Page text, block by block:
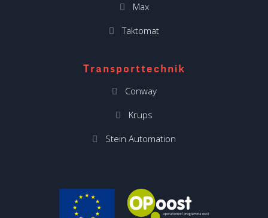
Max
Taktomat
Transporttechnik
Conway
Krups
Stein Automation